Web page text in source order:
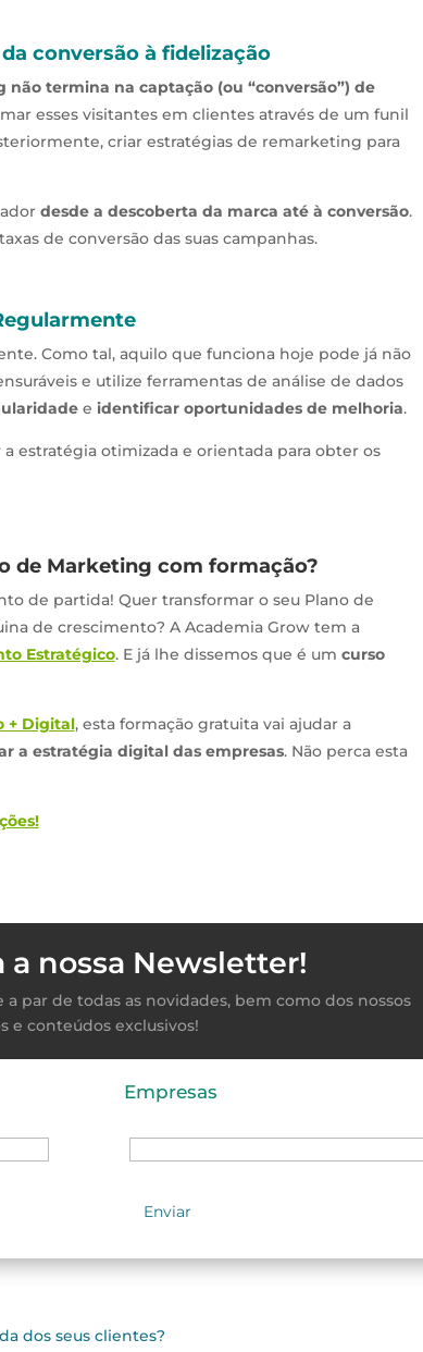
conversão à fidelização
termina na captação (ou “conversão”) de
esses visitantes em clientes através de um funil
criar estratégias de remarketing para
desde a descoberta da marca até à conversão.
de conversão das suas campanhas.
Como tal, aquilo que funciona hoje pode já não
e utilize ferramentas de análise de dados
e identificar oportunidades de melhoria.
estratégia otimizada e orientada para obter os
de Marketing com formação?
de partida! Quer transformar o seu Plano de
de crescimento? A Academia Grow tem a
Estratégico. E já lhe dissemos que é um curso
+ Digital, esta formação gratuita vai ajudar a
a estratégia digital das empresas. Não perca esta
a nossa Newsletter!
par de todas as novidades, bem como dos nossos
e conteúdos exclusivos!
Empresas